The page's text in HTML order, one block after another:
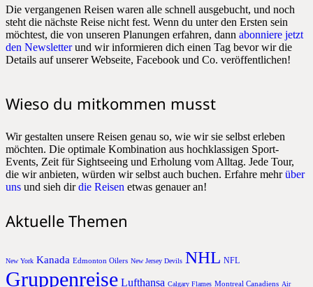
Die vergangenen Reisen waren alle schnell ausgebucht, und noch
steht die nächste Reise nicht fest. Wenn du unter den Ersten sein
möchtest, die von unseren Planungen erfahren, dann abonniere jetzt
den Newsletterund wir informieren dich einen Tag bevor wir die
Details auf unserer Webseite, Facebook und Co. veröffentlichen!
Wieso du mitkommen musst
Wir gestalten unsere Reisen genau so, wie wir sie selbst erleben
möchten. Die optimale Kombination aus hochklassigen Sport-
Events, Zeit für Sightseeing und Erholung vom Alltag. Jede Tour,
die wir anbieten, würden wir selbst auch buchen. Erfahre mehrüber
uns und sieh dirdie Reisen etwas genauer an!
Aktuelle Themen
New York Kanada Edmonton Oilers New Jersey Devils NHL NFL
Gruppenreise Lufthansa Calgary Flames Montreal Canadiens Air